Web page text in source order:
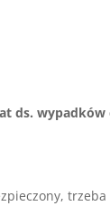
ds. wypadków